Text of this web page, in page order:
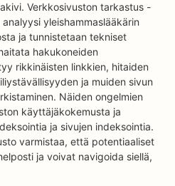
Verkkosivuston tarkastus -
yleishammaslääkärin
ja tunnistetaan tekniset
hakukoneiden
rikkinäisten linkkien, hitaiden
ja muiden sivun
Näiden ongelmien
käyttäjäkokemusta ja
ja sivujen indeksointia.
varmistaa, että potentiaaliset
ja voivat navigoida siellä,